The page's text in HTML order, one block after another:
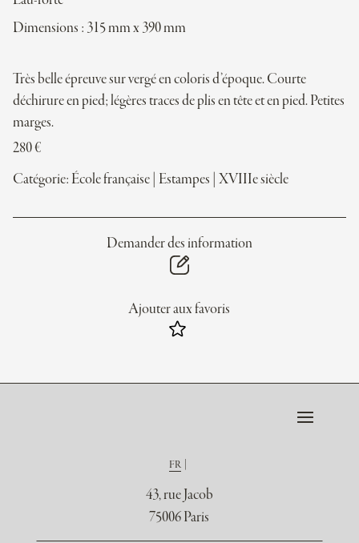
Dimensions : 315 mm x 390 mm
Très belle épreuve sur vergé en coloris d’époque. Courte
déchirure en pied; légères traces de plis en tête et en pied. Petites
marges.
280€
Catégorie: École française Estampes XVIIIe siècle
Demander des information
Ajouter aux favoris
FR
43, rue Jacob
75006 Paris